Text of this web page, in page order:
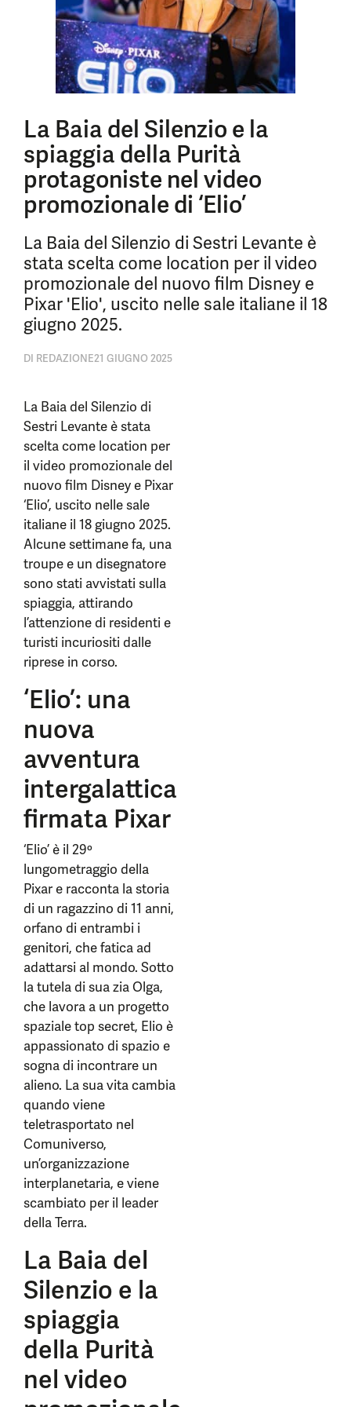
La Baia del Silenzio e la
spiaggia della Purità
protagoniste nel video
promozionale di ‘Elio’
La Baia del Silenzio di Sestri Levante è
stata scelta come location per il video
promozionale del nuovo film Disney e
Pixar 'Elio', uscito nelle sale italiane il 18
giugno 2025.
DI REDAZIONE21 GIUGNO 2025
La Baia del Silenzio di
Sestri Levante è stata
scelta come location per
il video promozionale del
nuovo film Disney e Pixar
‘Elio’, uscito nelle sale
italiane il 18 giugno 2025.
Alcune settimane fa, una
troupe e un disegnatore
sono stati avvistati sulla
spiaggia, attirando
l’attenzione di residenti e
turisti incuriositi dalle
riprese in corso.
‘Elio’: una
nuova
avventura
intergalattica
firmata Pixar
‘Elio’ è il 29º
lungometraggio della
Pixar e racconta la storia
di un ragazzino di 11 anni,
orfano di entrambi i
genitori, che fatica ad
adattarsi al mondo. Sotto
la tutela di sua zia Olga,
che lavora a un progetto
spaziale top secret, Elio è
appassionato di spazio e
sogna di incontrare un
alieno. La sua vita cambia
quando viene
teletrasportato nel
Comuniverso,
un’organizzazione
interplanetaria, e viene
scambiato per il leader
della Terra.
La Baia del
Silenzio e la
spiaggia
della Purità
nel video